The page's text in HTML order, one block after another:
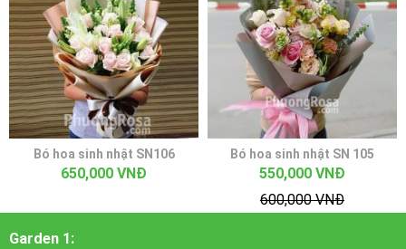
Bó hoa sinh nhật SN106
650,000 VNĐ
Bó hoa sinh nhật SN 105
550,000 VNĐ
600,000 VNĐ
Garden 1: